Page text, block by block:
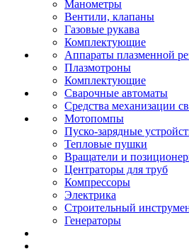
Манометры
Вентили, клапаны
Газовые рукава
Комплектующие
Аппараты плазменной
Плазмотроны
Комплектующие
Сварочные автоматы
Средства механизации
Мотопомпы
Пуско-зарядные
Тепловые пушки
Вращатели и
Центраторы для труб
Компрессоры
Электрика
Строительный
Генераторы